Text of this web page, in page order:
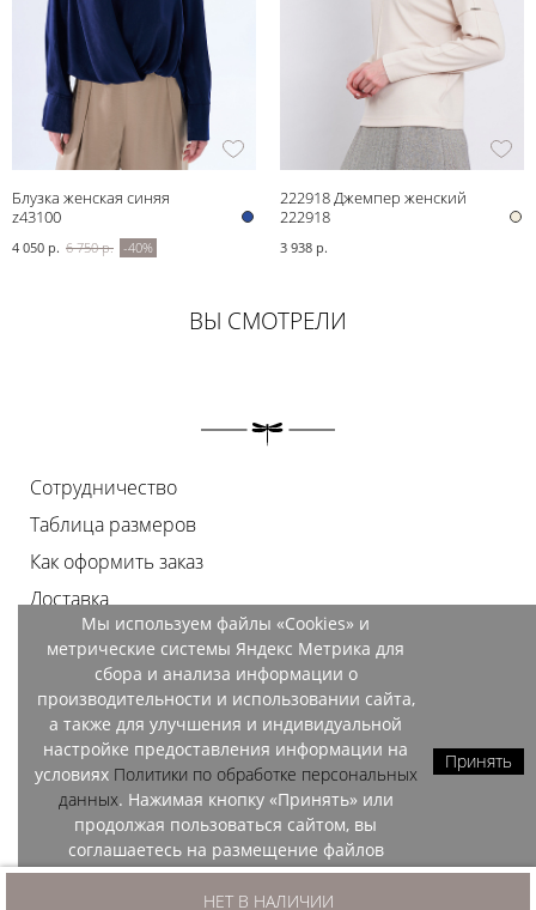
НЕТ В НАЛИЧИИ
Блузка женская синяя
z43100
4 050 р. 6 750 р. -40%
222918 Джемпер женский
222918
3 938 р.
ВЫ СМОТРЕЛИ
Сотрудничество
Таблица размеров
Как оформить заказ
Доставка
Оплата
Возврат
Документы
Контакты
Магазины
Мы используем файлы «Cookies» и
метрические системы Яндекс Метрика для
сбора и анализа информации о
производительности и использовании сайта,
а также для улучшения и индивидуальной
настройке предоставления информации на
условиях Политики по обработке персональных
данных. Нажимая кнопку «Принять» или
продолжая пользоваться сайтом, вы
соглашаетесь на размещение файлов
«Cookies» и обработку данных метрических
систем Яндекс Метрика.
Принять